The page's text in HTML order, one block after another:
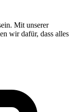
Mit unserer
wir dafür, dass alles